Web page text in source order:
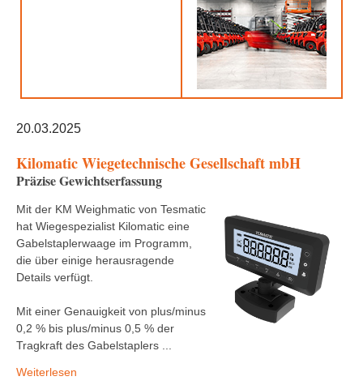
20.03.2025
Kilomatic Wiegetechnische Gesellschaft mbH
Präzise Gewichtserfassung
Mit der KM Weighmatic von Tesmatic
hat Wiegespezialist Kilomatic eine
Gabelstaplerwaage im Programm,
die über einige herausragende
Details verfügt.
Mit einer Genauigkeit von plus/minus
0,2 % bis plus/minus 0,5 % der
Tragkraft des Gabelstaplers ...
Weiterlesen